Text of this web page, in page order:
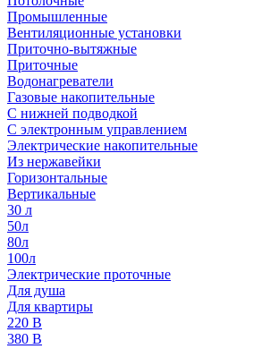
Промышленные
Вентиляционные установки
Приточно-вытяжные
Приточные
Водонагреватели
Газовые накопительные
С нижней подводкой
С электронным управлением
Электрические накопительные
Из нержавейки
Горизонтальные
Вертикальные
30 л
50л
80л
100л
Электрические проточные
Для душа
Для квартиры
220 В
380 В